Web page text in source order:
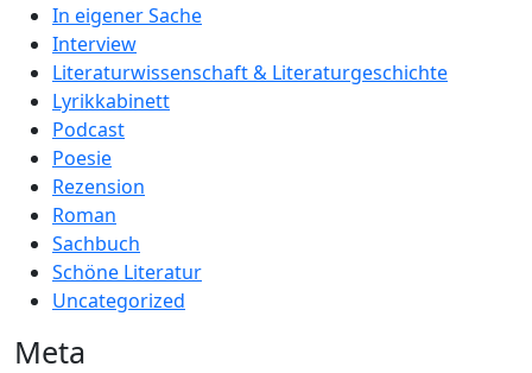
In eigener Sache
Interview
Literaturwissenschaft & Literaturgeschichte
Lyrikkabinett
Podcast
Poesie
Rezension
Roman
Sachbuch
Schöne Literatur
Uncategorized
Meta